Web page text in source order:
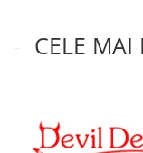
CELE MAI